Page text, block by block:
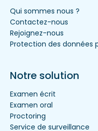
Qui sommes nous ?
Contactez-nous
Rejoignez-nous
Protection des données
Notre solution
Examen écrit
Examen oral
Proctoring
Service de surveillance